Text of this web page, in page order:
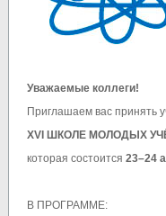
Уважаемые коллеги!
Приглашаем вас принять
XVI ШКОЛЕ МОЛОДЫХ
которая состоится 23–24
В ПРОГРАММЕ: